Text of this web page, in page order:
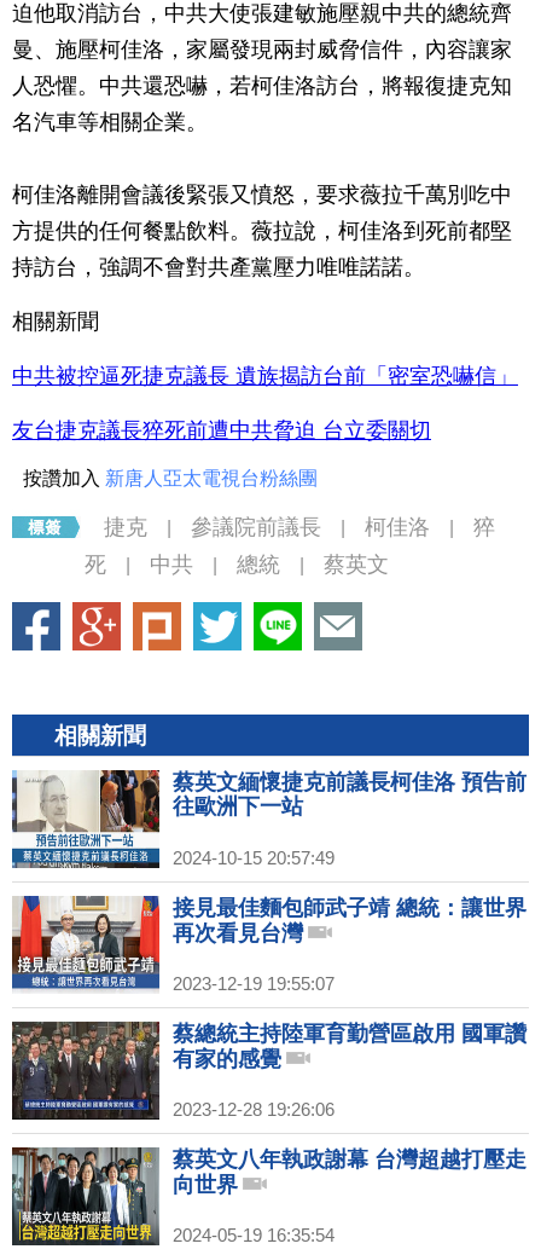
迫他取消訪台，中共大使張建敏施壓親中共的總統齊
曼、施壓柯佳洛，家屬發現兩封威脅信件，內容讓家
人恐懼。中共還恐嚇，若柯佳洛訪台，將報復捷克知
名汽車等相關企業。
柯佳洛離開會議後緊張又憤怒，要求薇拉千萬別吃中
方提供的任何餐點飲料。薇拉說，柯佳洛到死前都堅
持訪台，強調不會對共產黨壓力唯唯諾諾。
相關新聞
中共被控逼死捷克議長 遺族揭訪台前「密室恐嚇信」
友台捷克議長猝死前遭中共脅迫 台立委關切
按讚加入 新唐人亞太電視台粉絲團
捷克 參議院前議長 柯佳洛
猝
死
中共 總統 蔡英文
相關新聞
蔡英文緬懷捷克前議長柯佳洛 預告前
往歐洲下一站
2024-10-15 20:57:49
接見最佳麵包師武子靖 總統：讓世界
再次看見台灣
2023-12-19 19:55:07
蔡總統主持陸軍育勤營區啟用 國軍讚
有家的感覺
2023-12-28 19:26:06
蔡英文八年執政謝幕 台灣超越打壓走
向世界
2024-05-19 16:35:54